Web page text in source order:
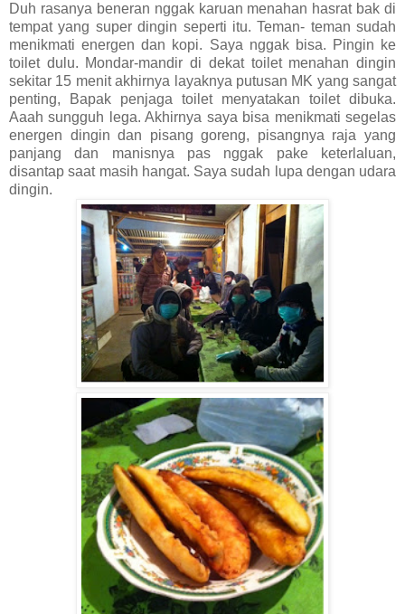
Duh rasanya beneran nggak karuan menahan hasrat bak di
tempat yang super dingin seperti itu. Teman- teman sudah
menikmati energen dan kopi. Saya nggak bisa. Pingin ke
toilet dulu. Mondar-mandir di dekat toilet menahan dingin
sekitar 15 menit akhirnya layaknya putusan MK yang sangat
penting, Bapak penjaga toilet menyatakan toilet dibuka.
Aaah sungguh lega. Akhirnya saya bisa menikmati segelas
energen dingin dan pisang goreng, pisangnya raja yang
panjang dan manisnya pas nggak pake keterlaluan,
disantap saat masih hangat. Saya sudah lupa dengan udara
dingin.